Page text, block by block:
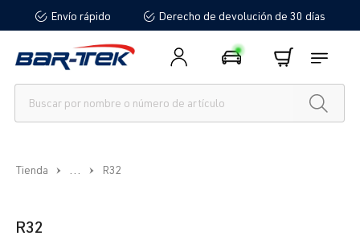
principalEnvío rápido Derecho de devolución de 30 días
Tienda ... R32
R32